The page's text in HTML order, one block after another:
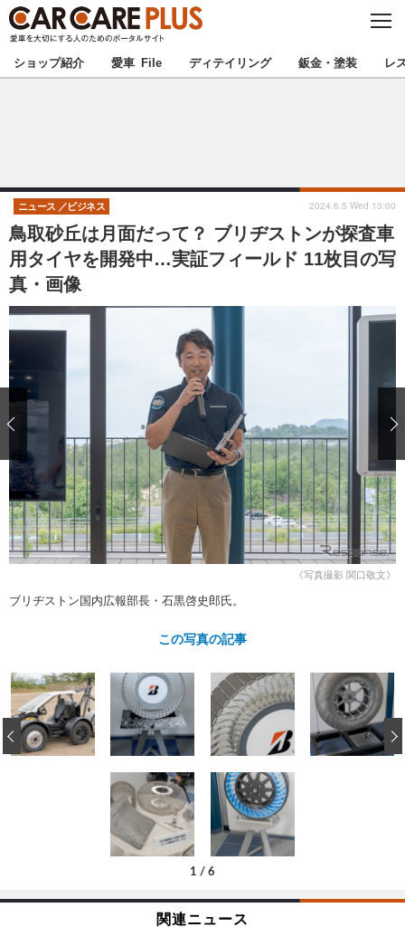
C
S
E
★カーケアプラス認定★ 厳選プロショップを地域から探す
甲信越 北陸
東海 関西
中国
九州
注目の記事
ショップレポート
自動車豆知識 ストップ！不具合修理＆粗悪修理
鈑金・塗装
ディテイリング
ディテイリング 洗車
ヘッドライト磨き コーティング
フィルム・ラッピング
鈑金・塗装
小キズ直し 防錆
特集記事
ストップ 不具合修理＆粗悪修理
カーメーカー「旧車」関連プロジェ
クト
ショップ紹介
ショップレポート プロショップ検索
レストア
カーメーカー「旧車」関連プロジ
イベント
ショップ紹介 愛車 File ディテイリング 鈑金・塗装 レ
鳥取砂丘は月面だって？ ブリヂストンが探査車
用タイヤを開発中…実証フィールド 11枚目の写
真・画像
ニュース ビジネス 2024.6.5 Wed 13:00
《写真撮影 関口敬文》
ブリヂストン国内広報部長・石黒啓史郎氏。
この写真の記事
1 / 6
‹
関連ニュース